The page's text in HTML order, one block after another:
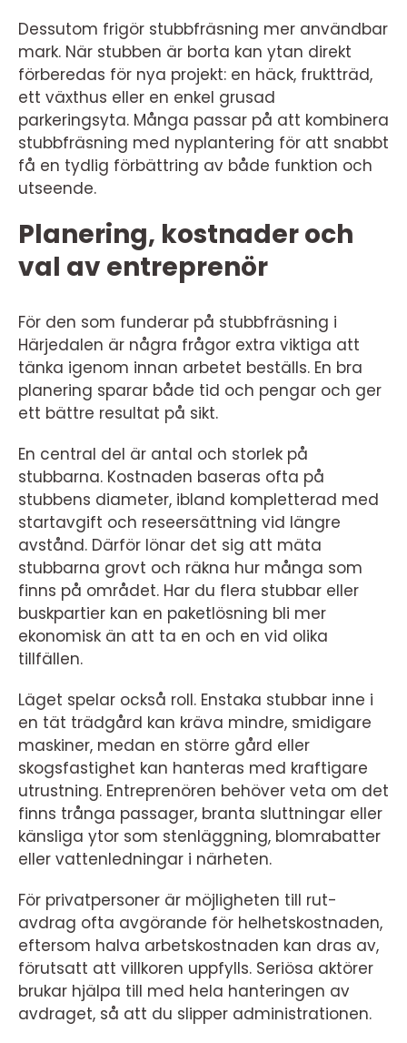
Dessutom frigör stubbfräsning mer användbar
mark. När stubben är borta kan ytan direkt
förberedas för nya projekt: en häck, fruktträd,
ett växthus eller en enkel grusad
parkeringsyta. Många passar på att kombinera
stubbfräsning med nyplantering för att snabbt
få en tydlig förbättring av både funktion och
utseende.
Planering, kostnader och
val av entreprenör
För den som funderar på stubbfräsning i
Härjedalen är några frågor extra viktiga att
tänka igenom innan arbetet beställs. En bra
planering sparar både tid och pengar och ger
ett bättre resultat på sikt.
En central del är antal och storlek på
stubbarna. Kostnaden baseras ofta på
stubbens diameter, ibland kompletterad med
startavgift och reseersättning vid längre
avstånd. Därför lönar det sig att mäta
stubbarna grovt och räkna hur många som
finns på området. Har du flera stubbar eller
buskpartier kan en paketlösning bli mer
ekonomisk än att ta en och en vid olika
tillfällen.
Läget spelar också roll. Enstaka stubbar inne i
en tät trädgård kan kräva mindre, smidigare
maskiner, medan en större gård eller
skogsfastighet kan hanteras med kraftigare
utrustning. Entreprenören behöver veta om det
finns trånga passager, branta sluttningar eller
känsliga ytor som stenläggning, blomrabatter
eller vattenledningar i närheten.
För privatpersoner är möjligheten till rut-
avdrag ofta avgörande för helhetskostnaden,
eftersom halva arbetskostnaden kan dras av,
förutsatt att villkoren uppfylls. Seriösa aktörer
brukar hjälpa till med hela hanteringen av
avdraget, så att du slipper administrationen.